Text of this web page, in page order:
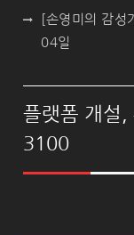
[손영미의 감성
04일
플랫폼 개설
3100